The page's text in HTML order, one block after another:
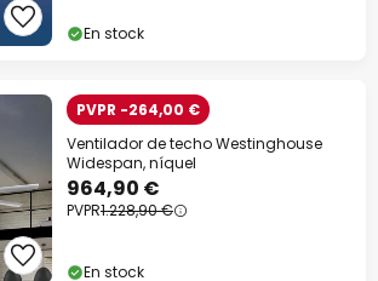
En stock
PVPR -264,00 €
Ventilador de techo Westinghouse
Widespan, níquel
964,90 €
PVPR1.228,90 €
En stock